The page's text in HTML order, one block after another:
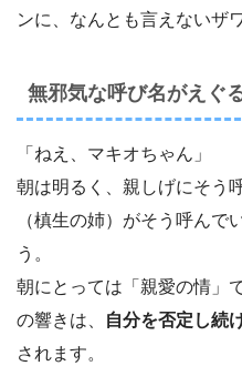
ンに、なんとも言えないザ
無邪気な呼び名がえぐ
「ねえ、マキオちゃん」
朝は明るく、親しげにそう
（槙生の姉）がそう呼んで
う。
朝にとっては「親愛の情」
の響きは、
自分を否定し続
されます。